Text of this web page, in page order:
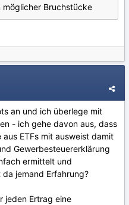
Bruchstücke
an und ich überlege mit
- ich gehe davon aus, dass
ETFs mit ausweist damit
Gewerbesteuererklärung
ermittelt und
jemand Erfahrung?
jeden Ertrag eine